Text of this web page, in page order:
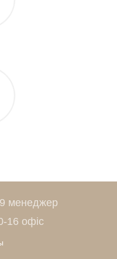
менеджер
16 офіс